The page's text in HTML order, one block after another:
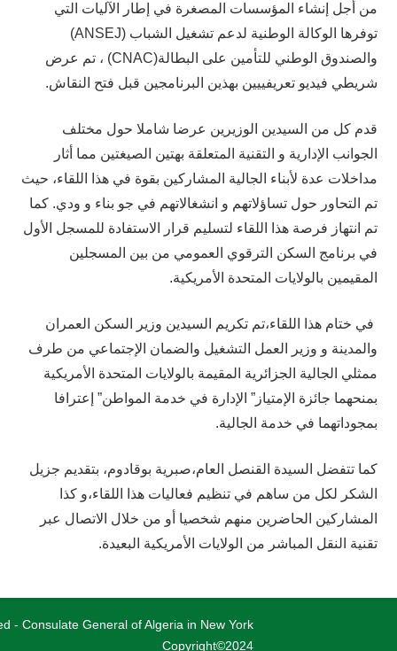
من أجل إنشاء المؤسسات المصغرة في إطار الآليات التي
توفرها الوكالة الوطنية لدعم تشغيل الشباب (ANSEJ)
والصندوق الوطني للتأمين على البطالة(CNAC) ، تم عرض
شريطي فيديو تعريفييين بهذين البرنامجين قبل فتح النقاش.
قدم كل من السيدين الوزيرين عرضا شاملا حول مختلف
الجوانب الإدارية و التقنية المتعلقة بهتين الصيغتين مما أثار
مداخلات عدة لأبناء الجالية المشاركين بقوة في هذا اللقاء، حيث
تم التحاور حول تساؤلاتهم و انشغالاتهم في جو بناء و ودي. كما
تم انتهاز فرصة هذا اللقاء لتسليم قرار الاستفادة للمسجل الأول
في برنامج السكن الترقوي العمومي من بين المسجلين
المقيمين بالولايات المتحدة الأمريكية.
في ختام هذا اللقاء،تم تكريم السيدين وزير السكن العمران
والمدينة و وزير العمل التشغيل والضمان الإجتماعي من طرف
ممثلي الجالية الجزائرية المقيمة بالولايات المتحدة الأمريكية
بمنحهما جائزة الإمتياز” الإدارة في خدمة المواطن” إعترافا
بمجوداتهما في خدمة الجالية.
كما تتفضل السيدة القنصل العام،صبرية بوقادوم، بتقديم جزيل
الشكر لكل من ساهم في تنظيم فعاليات هذا اللقاء،و كذا
المشاركين الحاضرين منهم شخصيا أو من خلال الاتصال عبر
تقنية النقل المباشر من الولايات الأمريكية البعيدة.
- Consulate General of Algeria in New York
Copyright©2024